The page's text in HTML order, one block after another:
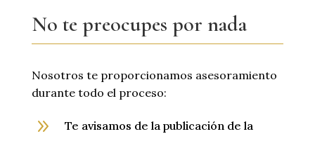
No te preocupes por nada
Nosotros te proporcionamos asesoramiento
durante todo el proceso:
9
Te avisamos de la publicación de la